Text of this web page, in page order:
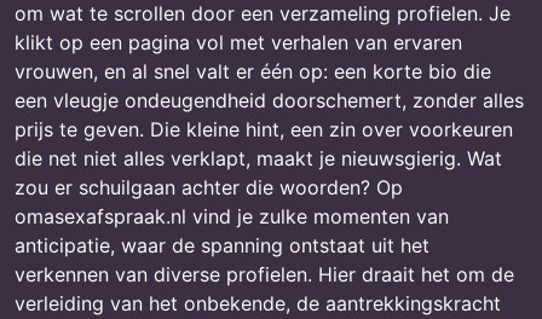
om wat te scrollen door een verzameling profielen. Je
klikt op een pagina vol met verhalen van ervaren
vrouwen, en al snel valt er één op: een korte bio die
een vleugje ondeugendheid doorschemert, zonder alles
prijs te geven. Die kleine hint, een zin over voorkeuren
die net niet alles verklapt, maakt je nieuwsgierig. Wat
zou er schuilgaan achter die woorden? Op
omasexafspraak.nl vind je zulke momenten van
anticipatie, waar de spanning ontstaat uit het
verkennen van diverse profielen. Hier draait het om de
verleiding van het onbekende, de aantrekkingskracht